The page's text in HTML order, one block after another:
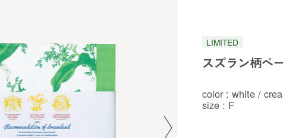
LIMITED
スズラン柄ペ
color : white /
size : F